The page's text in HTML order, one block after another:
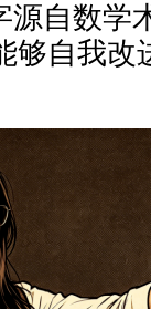
自数学
够自我改